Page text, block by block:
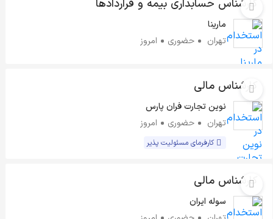
کارشناس حسابداری بیمه و قراردادها
مارینا
تهران
حضوری امروز
کارشناس مالی
نوین تجارت فران پارس
تهران
حضوری امروز
کارفرمای مسئولیت پذیر
کارشناس مالی
سوله ایران